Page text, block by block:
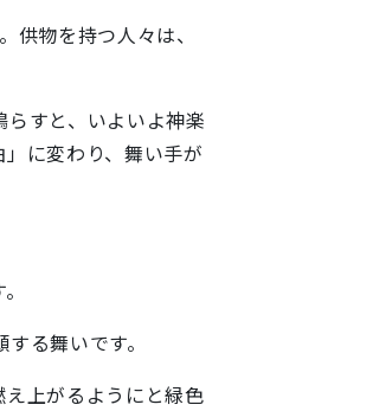
物を持つ人々は、
すと、いよいよ神楽
に変わり、舞い手が
る舞いです。
上がるようにと緑色